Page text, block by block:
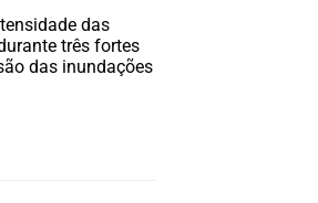
das
três fortes
das inundações